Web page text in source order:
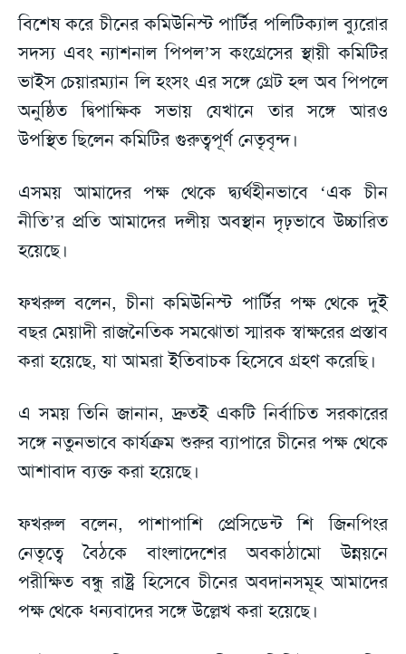
বিশেষ করে চীনের কমিউনিস্ট পার্টির পলিটিক্যাল ব্যুরোর
সদস্য এবং ন্যাশনাল পিপল’স কংগ্রেসের স্থায়ী কমিটির
ভাইস চেয়ারম্যান লি হংসং এর সঙ্গে গ্রেট হল অব পিপলে
অনুষ্ঠিত দ্বিপাক্ষিক সভায় যেখানে তার সঙ্গে আরও
উপস্থিত ছিলেন কমিটির গুরুত্বপূর্ণ নেতৃবৃন্দ।
এসময় আমাদের পক্ষ থেকে দ্ব্যর্থহীনভাবে ‘এক চীন
নীতি’র প্রতি আমাদের দলীয় অবস্থান দৃঢ়ভাবে উচ্চারিত
হয়েছে।
ফখরুল বলেন, চীনা কমিউনিস্ট পার্টির পক্ষ থেকে দুই
বছর মেয়াদী রাজনৈতিক সমঝোতা স্মারক স্বাক্ষরের প্রস্তাব
করা হয়েছে, যা আমরা ইতিবাচক হিসেবে গ্রহণ করেছি।
এ সময় তিনি জানান, দ্রুতই একটি নির্বাচিত সরকারের
সঙ্গে নতুনভাবে কার্যক্রম শুরুর ব্যাপারে চীনের পক্ষ থেকে
আশাবাদ ব্যক্ত করা হয়েছে।
ফখরুল বলেন, পাশাপাশি প্রেসিডেন্ট শি জিনপিংর
নেতৃত্বে বৈঠকে বাংলাদেশের অবকাঠামো উন্নয়নে
পরীক্ষিত বন্ধু রাষ্ট্র হিসেবে চীনের অবদানসমূহ আমাদের
পক্ষ থেকে ধন্যবাদের সঙ্গে উল্লেখ করা হয়েছে।